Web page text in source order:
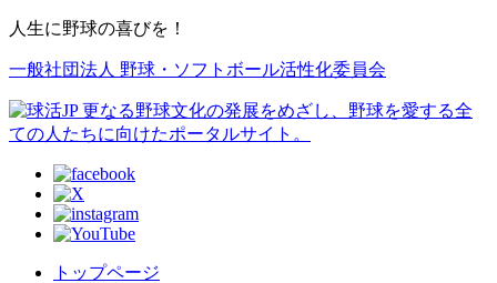
人生に野球の喜びを！
一般社団法人 野球・ソフトボール活性化委員会
トップページ